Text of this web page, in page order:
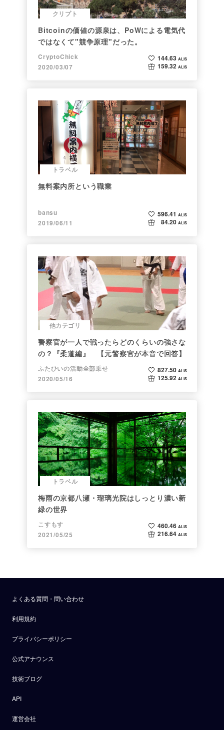
クリプト
Bitcoinの価値の源泉は、PoWによる電気代
ではなくて"競争原理"だった。
CryptoChick
2020/03/07
144.63 ALIS
159.32 ALIS
トラベル
無料案内所という職業
bansu
2019/06/11
596.41 ALIS
84.20 ALIS
他カテゴリ
警察官が一人で戦ったらどのくらいの強さな
の？『柔道編』 【元警察官が本音で回答】
ふたひいの活動全部乗せ
2020/05/16
827.50 ALIS
125.92 ALIS
トラベル
梅雨の京都八瀬・瑠璃光院はしっとり濃い新
緑の世界
こすもす
2021/05/25
460.46 ALIS
216.64 ALIS
よくある質問・問い合わせ
利用規約
プライバシーポリシー
公式アナウンス
技術ブログ
API
運営会社